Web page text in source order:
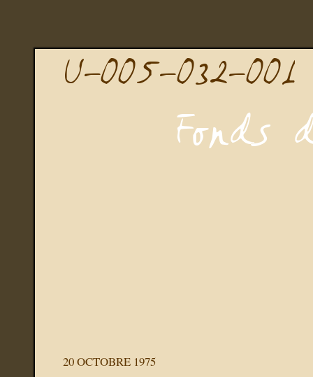
20 OCTOBRE 1975